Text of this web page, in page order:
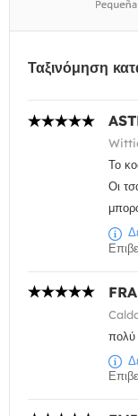
Ταξινόμηση
Το
Οι
πολύ